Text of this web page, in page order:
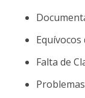
Equívocos
Falta de